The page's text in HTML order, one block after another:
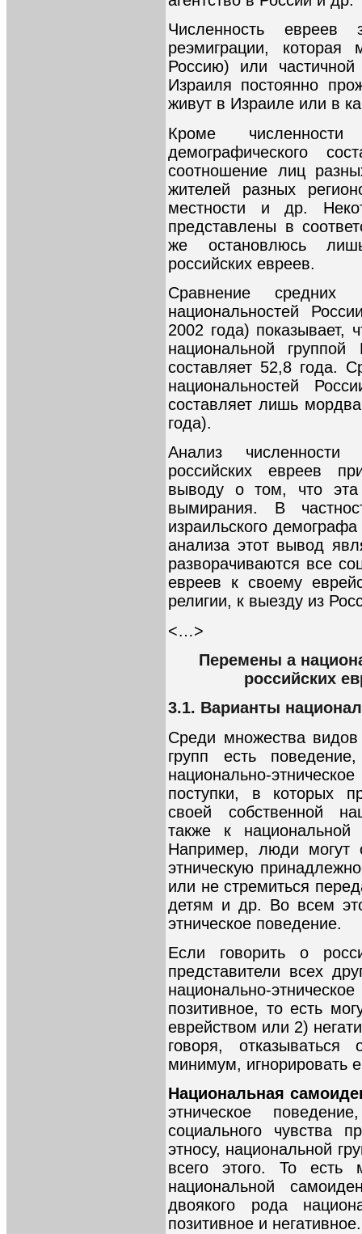
Численность евреев
реэмиграции,
Россию) или
Израиля постоянно
живут в Израиле или в
Кроме
демографического
соотношение лиц
жителей разных
местности и др.
представлены в
же остановлюсь
российских евреев.
Сравнение средних
национальностей
2002 года) показывает,
национальной
составляет 52,8 года.
национальностей
составляет лишь
года).
Анализ численности
российских евреев
выводу о том, что эта
вымирания. В
израильского
анализа этот вывод
разворачиваются все
евреев к своему
религии, к выезду из
<…>
Перемены а
российских
3.1. Варианты
Среди множества
групп есть
национально-
поступки, в которых
своей собственной
также к национальной
Например, люди могут
этническую
или не стремиться
детям и др. Во всем
этническое поведение.
Если говорить о
представители всех
национально-
позитивное, то есть
еврейством или 2)
говоря,
минимум, игнорировать
Национальная
этническое
социального чувства
этносу, национальной
всего этого. То есть
национальной
двоякого рода
позитивное и негативное.